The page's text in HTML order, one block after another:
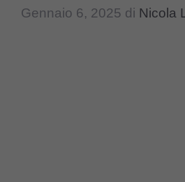
Gennaio 6, 2025 di Nicola